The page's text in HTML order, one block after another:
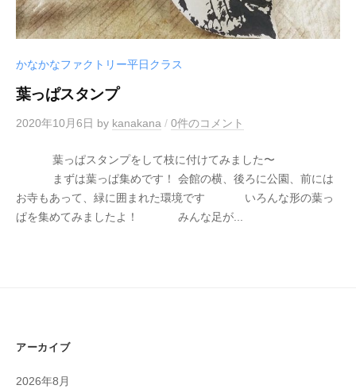
かなかなファクトリー平日クラス
葉っぱスタンプ
2020年10月6日 by kanakana / 0件のコメント
葉っぱスタンプをして枝に付けてみました〜
まずは葉っぱ集めです！ 会館の横、後ろに公園、前には
お寺もあって、緑に囲まれた環境です いろんな形の葉っ
ぱを集めてみましたよ！ みんな足が...
アーカイブ
2026年8月